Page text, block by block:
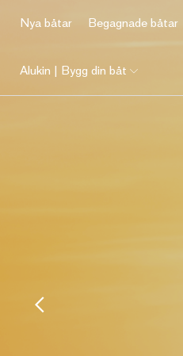
Nya båtar Begagnade båtar
Alukin | Bygg din båt